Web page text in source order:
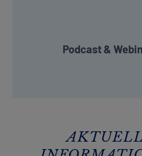
Podcast &
Mehr erfahren